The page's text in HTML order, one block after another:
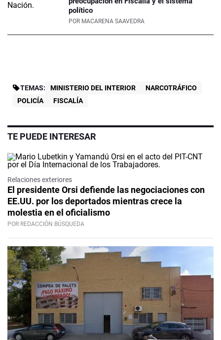
político
POR MACARENA SAAVEDRA
TEMAS: MINISTERIO DEL INTERIOR
NARCOTRÁFICO
POLICÍA
FISCALÍA
TE PUEDE INTERESAR
Relaciones exteriores
El presidente Orsi defiende las negociaciones con
EE.UU. por los deportados mientras crece la
molestia en el oficialismo
POR REDACCIÓN BÚSQUEDA